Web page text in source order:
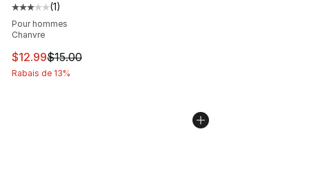
Cote moyenne du client - [3 sur 5 étoiles], 1
(1)
Pour hommes
Chanvre
Cet article est en solde. Le prix est passé de $15.00 à
$12.99$15.00
Rabais de 13%